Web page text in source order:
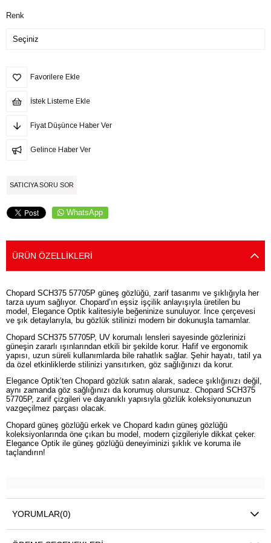
Renk
Favorilere Ekle
İstek Listeme Ekle
Fiyat Düşünce Haber Ver
Gelince Haber Ver
SATICIYA SORU SOR
WhatsApp
ÜRÜN ÖZELLIKLERI
Chopard SCH375 57705P güneş gözlüğü, zarif tasarımı ve şıklığıyla her
tarza uyum sağlıyor. Chopard’ın eşsiz işçilik anlayışıyla üretilen bu
model, Elegance Optik kalitesiyle beğeninize sunuluyor. İnce çerçevesi
ve şık detaylarıyla, bu gözlük stilinizi modern bir dokunuşla tamamlar.
Chopard SCH375 57705P, UV korumalı lensleri sayesinde gözlerinizi
güneşin zararlı ışınlarından etkili bir şekilde korur. Hafif ve ergonomik
yapısı, uzun süreli kullanımlarda bile rahatlık sağlar. Şehir hayatı, tatil ya
da özel etkinliklerde stilinizi yansıtırken, göz sağlığınızı da korur.
Elegance Optik’ten Chopard gözlük satın alarak, sadece şıklığınızı değil,
aynı zamanda göz sağlığınızı da korumuş olursunuz. Chopard SCH375
57705P, zarif çizgileri ve dayanıklı yapısıyla gözlük koleksiyonunuzun
vazgeçilmez parçası olacak.
Chopard güneş gözlüğü erkek ve Chopard kadın güneş gözlüğü
koleksiyonlarında öne çıkan bu model, modern çizgileriyle dikkat çeker.
Elegance Optik ile güneş gözlüğü deneyiminizi şıklık ve koruma ile
taçlandırın!
YORUMLAR(0)